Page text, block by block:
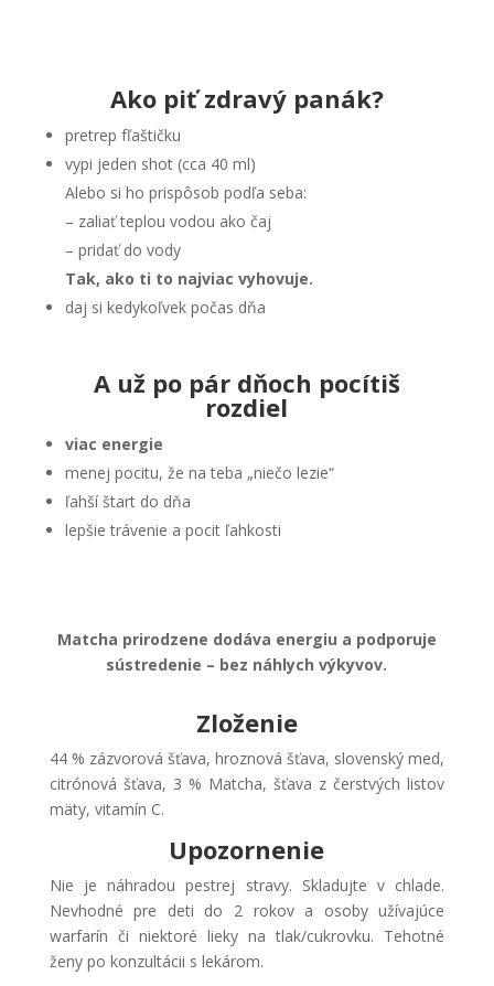
Ako piť zdravý panák?
pretrep fľaštičku
vypi jeden shot (cca 40 ml)
Alebo si ho prispôsob podľa seba:
– zaliať teplou vodou ako čaj
– pridať do vody
Tak, ako ti to najviac vyhovuje.
daj si kedykoľvek počas dňa
A už po pár dňoch pocítiš
rozdiel
viac energie
menej pocitu, že na teba „niečo lezie“
ľahší štart do dňa
lepšie trávenie a pocit ľahkosti
Matcha prirodzene dodáva energiu a podporuje
sústredenie – bez náhlych výkyvov.
Zloženie
44 % zázvorová šťava, hroznová šťava, slovenský med,
citrónová šťava, 3 % Matcha, šťava z čerstvých listov
mäty, vitamín C.
Upozornenie
Nie je náhradou pestrej stravy. Skladujte v chlade.
Nevhodné pre deti do 2 rokov a osoby užívajúce
warfarín či niektoré lieky na tlak/cukrovku. Tehotné
ženy po konzultácii s lekárom.